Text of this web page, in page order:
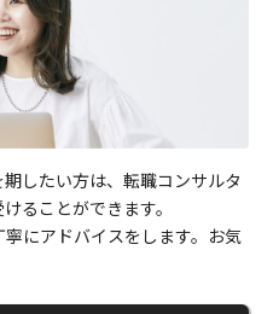
したい方は、転職コンサルタ
ることができます。
にアドバイスをします。お気